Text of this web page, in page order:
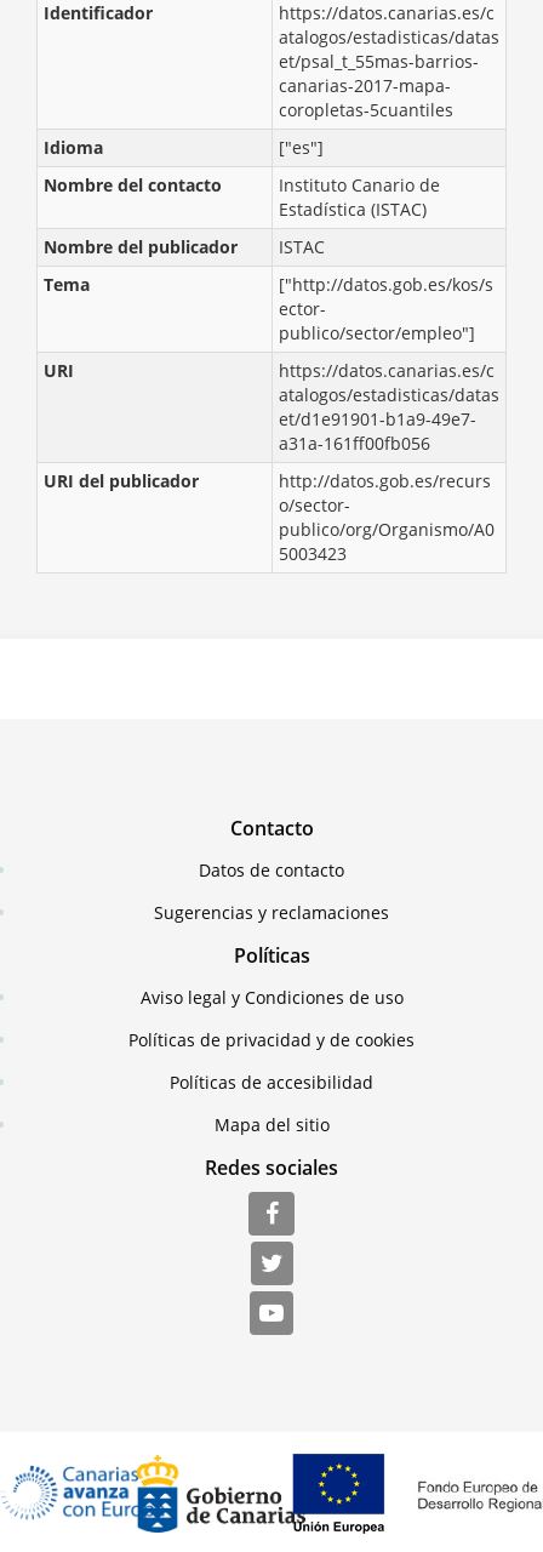
Identificador
https://datos.canarias.es/c
atalogos/estadisticas/datas
et/psal_t_55mas-barrios-
canarias-2017-mapa-
coropletas-5cuantiles
Idioma
["es"]
Nombre del contacto
Instituto Canario de
Estadística (ISTAC)
Nombre del publicador
ISTAC
Tema
["http://datos.gob.es/kos/s
ector-
publico/sector/empleo"]
URI
https://datos.canarias.es/c
atalogos/estadisticas/datas
et/d1e91901-b1a9-49e7-
a31a-161ff00fb056
URI del publicador
http://datos.gob.es/recurs
o/sector-
publico/org/Organismo/A0
5003423
Contacto
Datos de contacto
Sugerencias y reclamaciones
Políticas
Aviso legal y Condiciones de uso
Políticas de privacidad y de cookies
Políticas de accesibilidad
Mapa del sitio
Redes sociales